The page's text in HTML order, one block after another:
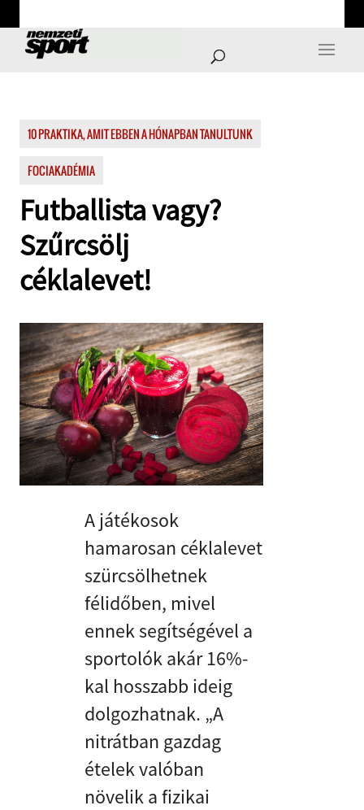
10 PRAKTIKA, AMIT EBBEN A HÓNAPBAN TANULTUNK
FOCIAKADÉMIA
Futballista vagy?
Szűrcsölj
céklalevet!
A játékosok
hamarosan céklalevet
szürcsölhetnek
félidőben, mivel
ennek segítségével a
sportolók akár 16%-
kal hosszabb ideig
dolgozhatnak. „A
nitrátban gazdag
ételek valóban
növelik a fizikai